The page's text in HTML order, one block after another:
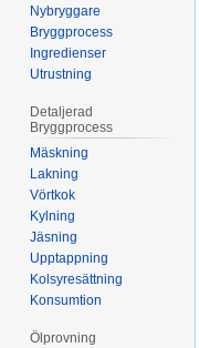
Nybryggare
Bryggprocess
Ingredienser
Utrustning
Detaljerad
Bryggprocess
Mäskning
Lakning
Vörtkok
Kylning
Jäsning
Upptappning
Kolsyresättning
Konsumtion
Ölprovning